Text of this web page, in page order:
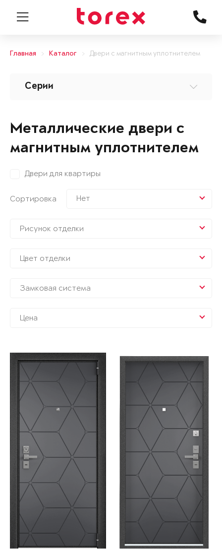
Главная Каталог Двери с магнитным уплотнителем
Серии
Металлические двери с
магнитным уплотнителем
Двери для квартиры
Сортировка Нет
Рисунок отделки
Цвет отделки
Замковая система
Цена